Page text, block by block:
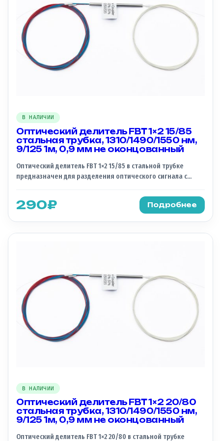
0,9 мм — Тип оконцовки: не оконцованный Этот делитель
идеально подходит для использования в сетях PON (Passive
Optical Network) и других оптических системах, требующих
надежного и стабильного разделения сигнала.
В НАЛИЧИИ
Оптический делитель FBT 1×2 15/85
стальная трубка, 1310/1490/1550 нм,
9/125 1м, 0,9 мм не оконцованный
Оптический делитель FBT 1×2 15/85 в стальной трубке
предназначен для разделения оптического сигнала с
прозрачности на трёх длинах волн 1310, 1490 и 1550 нм, что
делает его универсальным для различных
0,9 мм — Тип оконцовки: не оконцованный Этот делитель
идеально подходит для использования в сетях PON (Passive
Optical Network) и других оптических системах, требующих
надежного и стабильного разделения сигнала.
290₽ Подробнее
В НАЛИЧИИ
Оптический делитель FBT 1×2 20/80
стальная трубка, 1310/1490/1550 нм,
9/125 1м, 0,9 мм не оконцованный
Оптический делитель FBT 1×2 20/80 в стальной трубке